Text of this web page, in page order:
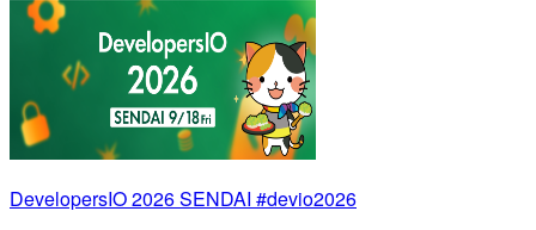
DevelopersIO 2026 SENDAI #devio2026